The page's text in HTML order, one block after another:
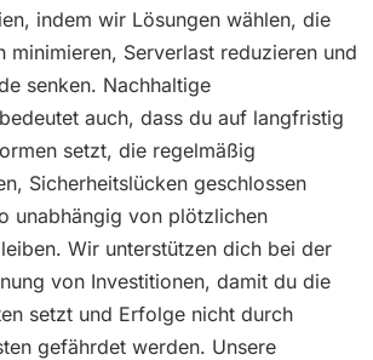
indem wir Lösungen wählen, die
minimieren, Serverlast reduzieren und
senken. Nachhaltige
auch, dass du auf langfristig
setzt, die regelmäßig
Sicherheitslücken geschlossen
unabhängig von plötzlichen
Wir unterstützen dich bei der
von Investitionen, damit du die
setzt und Erfolge nicht durch
gefährdet werden. Unsere